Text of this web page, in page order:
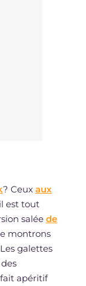
? Ceux aux
est tout
salée de
montrons
galettes
apéritif